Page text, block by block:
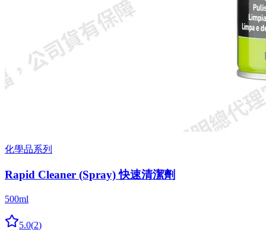
化學品系列
Rapid Cleaner (Spray) 快速清潔劑
500ml
5.0(2)